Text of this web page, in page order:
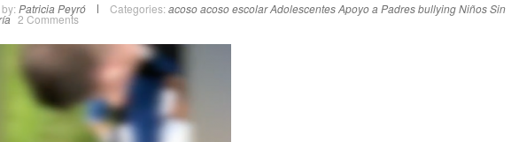
Patricia Peyró Categories: acosoacoso escolarAdolescentesApoyo a PadresbullyingNiñosSin
2 Comments